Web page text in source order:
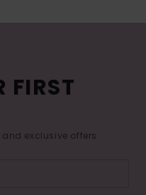
FIRST
exclusive offers.